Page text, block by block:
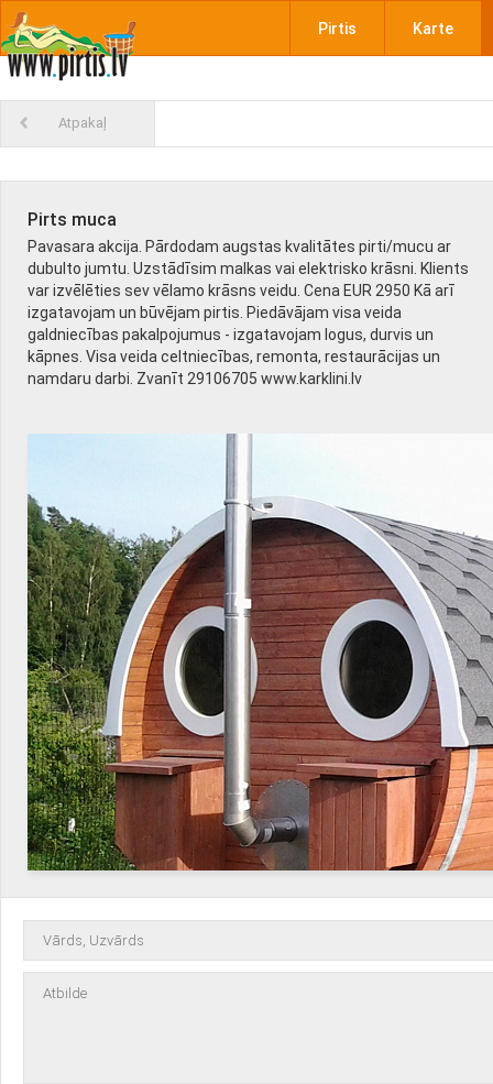
Pirtis Karte
Atpakaļ
Pirts muca
Pavasara akcija. Pārdodam augstas kvalitātes pirti/mucu ar
dubulto jumtu. Uzstādīsim malkas vai elektrisko krāsni. Klients
var izvēlēties sev vēlamo krāsns veidu. Cena EUR 2950 Kā arī
izgatavojam un būvējam pirtis. Piedāvājam visa veida
galdniecības pakalpojumus - izgatavojam logus, durvis un
kāpnes. Visa veida celtniecības, remonta, restaurācijas un
namdaru darbi. Zvanīt 29106705 www.karklini.lv